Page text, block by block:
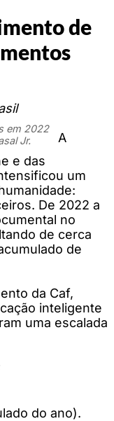
de
em 2022
Jr.
A
e das
um
De 2022 a
no
de cerca
de
da Caf,
inteligente
uma escalada
do ano).